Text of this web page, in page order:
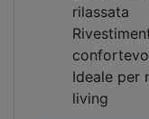
rilassata
Ideale per
living